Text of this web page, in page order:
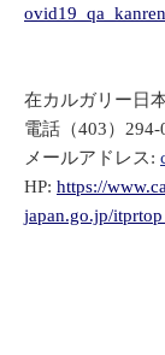
在カルガリー日
電話（403）294-
メールアドレス:
HP: https://
japan.go.jp/